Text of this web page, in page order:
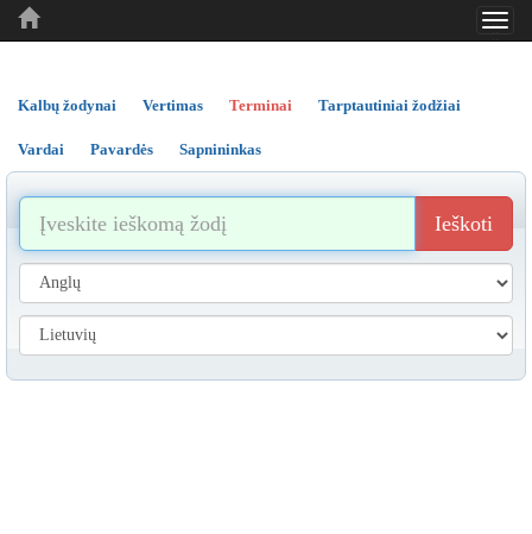
..
..
Kalbų žodynai Vertimas Terminai Tarptautiniai žodžiai
Vardai Pavardės Sapnininkas
Ieškoti